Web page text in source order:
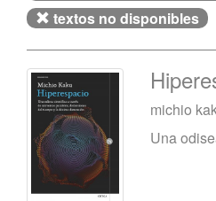
textos no disponibles
michio
Una